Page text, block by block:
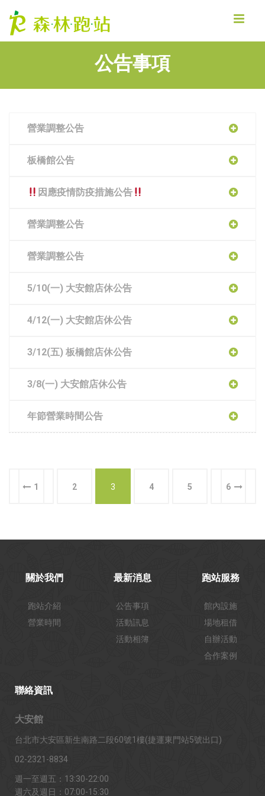
公告事項
營業調整公告
板橋館公告
因應疫情防疫措施公告
營業調整公告
營業調整公告
5/10(一) 大安館店休公告
4/12(一) 大安館店休公告
3/12(五) 板橋館店休公告
3/8(一) 大安館店休公告
年節營業時間公告
1 2 3 4 5 6
關於我們
跑站介紹
營業時間
最新消息
公告事項
活動訊息
活動相簿
跑站服務
館內設施
場地租借
自辦活動
合作案例
聯絡資訊
大安館
台北市大安區新生南路二段60號1樓(捷運東門站5號出口)
02-2321-8834
週一至週五：13:30-22:00
週六及週日：07:00-15:30